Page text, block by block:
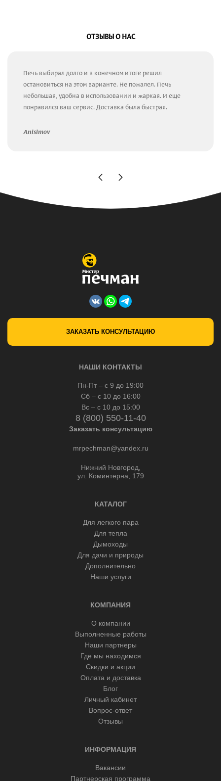
ОТЗЫВЫ О НАС
Печь выбирал долго и в конечном итоге решил
остановиться на этом варианте. Не пожалел. Печь
небольшая, удобна в использовании и жаркая. И еще
понравился ваш сервис. Доставка была быстрая.
Anisimov
ЗАКАЗАТЬ КОНСУЛЬТАЦИЮ
НАШИ КОНТАКТЫ
Пн-Пт – с 9 до 19:00
Сб – с 10 до 16:00
Вс – с 10 до 15:00
8 (800) 550-11-40
Заказать консультацию
mrpechman@yandex.ru
Нижний Новгород,
ул. Коминтерна, 179
КАТАЛОГ
Для легкого пара
Для тепла
Дымоходы
Для дачи и природы
Дополнительно
Наши услуги
КОМПАНИЯ
О компании
Выполненные работы
Наши партнеры
Где мы находимся
Скидки и акции
Оплата и доставка
Блог
Личный кабинет
Вопрос-ответ
Отзывы
ИНФОРМАЦИЯ
Вакансии
Партнерская программа